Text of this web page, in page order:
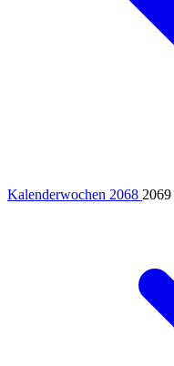
Kalenderwochen 2068 2069